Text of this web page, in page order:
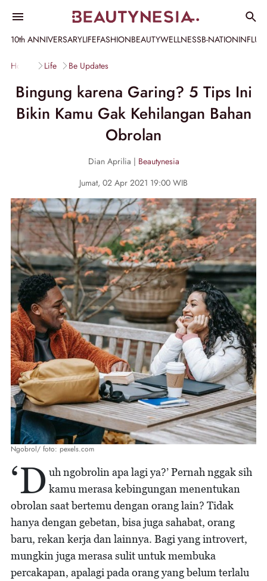
10th ANNIVERSARYLIFEFASHIONBEAUTYWELLNESSB-NATION
Home Life Be Updates
Bingung karena Garing? 5 Tips Ini
Bikin Kamu Gak Kehilangan Bahan
Obrolan
Dian Aprilia | Beautynesia
Jumat, 02 Apr 2021 19:00 WIB
Ngobrol/ foto: pexels.com
‘D uh ngobrolin apa lagi ya?’ Pernah nggak sih
kamu merasa kebingungan menentukan
obrolan saat bertemu dengan orang lain? Tidak
hanya dengan gebetan, bisa juga sahabat, orang
baru, rekan kerja dan lainnya. Bagi yang introvert,
mungkin juga merasa sulit untuk membuka
percakapan, apalagi pada orang yang belum terlalu